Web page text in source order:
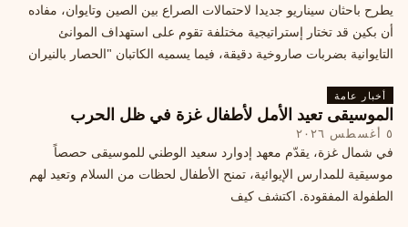
يطرح باحثان سيناريو جديدا لاحتمالات الصراع بين الصين وتايوان، مفاده
أن بكين قد تختار إستراتيجية مختلفة تقوم على استهداف الموانئ
التايوانية بضربات صاروخية دقيقة، فيما يسميه الكاتبان "الحصار بالنيران
أخبار عامة
الموسيقى تعيد الأمل لأطفال غزة في ظل الحرب
٥ أغسطس ٢٠٢٦
في شمال غزة، يقدّم معهد إدوارد سعيد الوطني للموسيقى حصصاً
موسيقية للمدارس الإيوائية، تمنح الأطفال لحظات من السلام وتعيد لهم
الطفولة المفقودة. اكتشف كيف